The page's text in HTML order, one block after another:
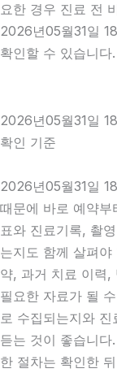
요한 경우 진료 전
2026년05월31일
확인할 수 있습니
2026년05월31일
확인 기준
2026년05월31일
때문에 바로 예약
표와 진료기록, 촬
는지도 함께 살펴
약, 과거 치료 이력,
필요한 자료가 될
로 수집되는지와
듣는 것이 좋습니다.
한 절차는 확인한